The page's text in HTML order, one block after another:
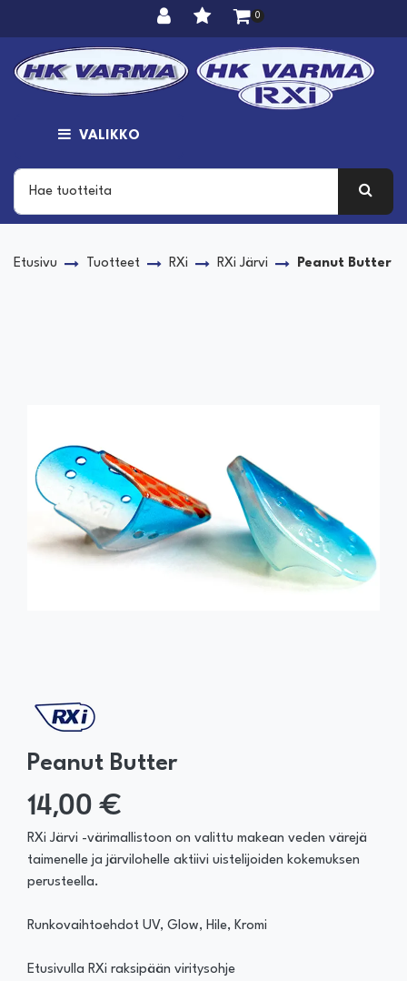
0
VALIKKO
Etusivu Tuotteet RXi RXi Järvi Peanut Butter
Peanut Butter
14,00 €
RXi Järvi -värimallistoon on valittu makean veden värejä
taimenelle ja järvilohelle aktiivi uistelijoiden kokemuksen
perusteella.
Runkovaihtoehdot UV, Glow, Hile, Kromi
Etusivulla RXi raksipään viritysohje